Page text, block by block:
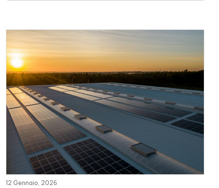
12 Gennaio, 2026